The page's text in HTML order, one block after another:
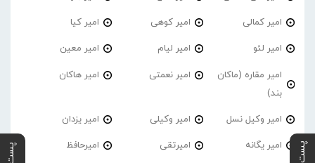
امیر کمالی امیر کوهی امیر کیا
امیر لئو امیر لیام امیر معین
امیر مقاره (ماکان
بند)
امیر نعمتی امیر هاکان
امیر وکیل نسل امیر وکیلی امیر یزدان
امیر یگانه امیرتقی امیرحافظ